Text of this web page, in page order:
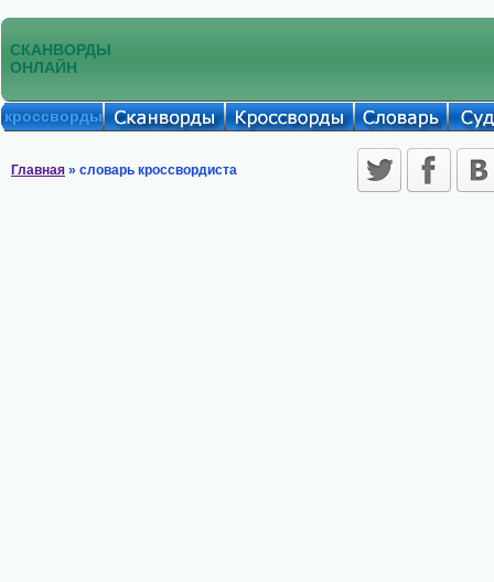
СКАНВОРДЫ
ОНЛАЙН
кроссворды
Главная » словарь кроссвордиста